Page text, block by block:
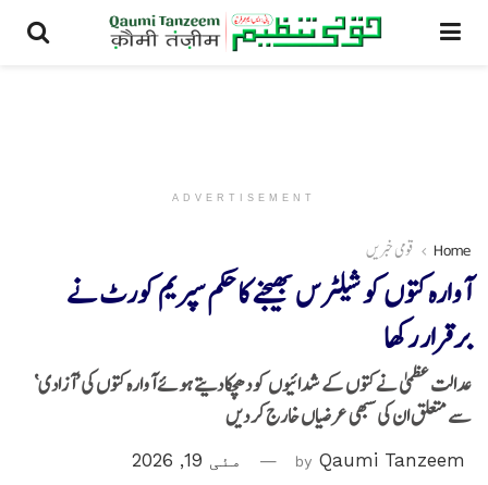
ADVERTISEMENT
Home قومی خبریں
آوارہ کتوں کو شیلٹرس بھیجنے کا حکم سپریم کورٹ نے
برقرار رکھا
عدالت عظمیٰ نے کتوں کے شدائیوں کو دھچکا دیتے ہوئے آوارہ کتوں کی ’آزادی‘
سے متعلق ان کی سبھی عرضیاں خارج کر دیں
by Qaumi Tanzeem مئی 19, 2026